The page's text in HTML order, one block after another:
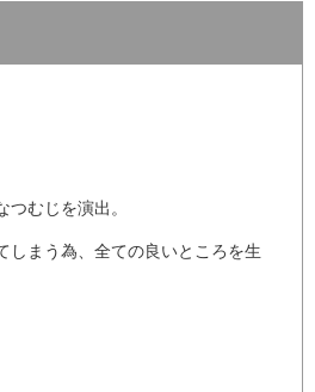
むじを演出。
しまう為、全ての良いところを生